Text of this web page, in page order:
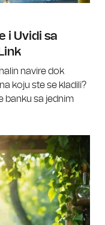
i Uvidi sa
navire dok
koju ste se kladili?
banku sa jednim